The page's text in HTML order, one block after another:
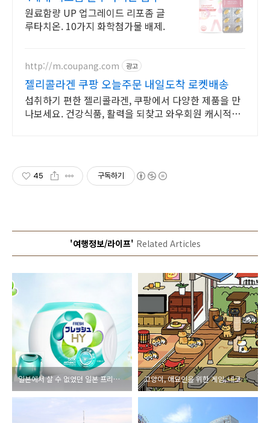
율,순도 높은 글루타치온
원료함량 UP 업그레이드 리포좀 글
루타치온. 10가지 화학첨가물 배제.
http://m.coupang.com 광고
젤리콜라겐 쿠팡 오늘주문 내일도착 로켓배송
섭취하기 편한 젤리콜라겐, 쿠팡에서 다양한 제품을 만
나보세요. 건강식품, 활력을 되찾고 와우회원 캐시적립
45 구독하기
'여행정보/라이프' Related Articles
일본에서 살 수 없었던 일본 프리미엄 인생세제 세탁볼 고양이, 애묘인을 위한 게임, 네코아츠메